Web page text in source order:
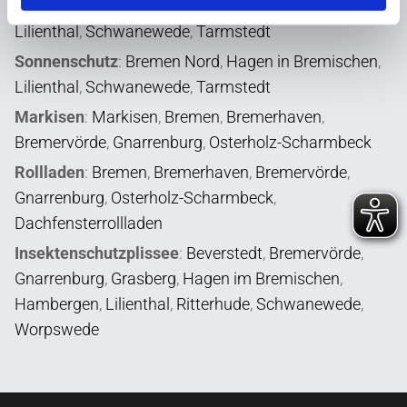
Insektenschutz:Bremen Nord,Hagen in Bremischen
Lilienthal,Schwanewede,Tarmstedt
Sonnenschutz: Bremen Nord, Hagen in Bremischen,
Lilienthal ,Schwanewede,Tarmstedt
Markisen: Markisen, Bremen, Bremerhaven,
Bremervörde, Gnarrenburg, Osterholz-Scharmbeck
Rollladen: Bremen, Bremerhaven, Bremervörde,
Gnarrenburg, Osterholz-Scharmbeck,
Dachfensterrollladen
Insektenschutzplissee: Beverstedt, Bremervörde,
Gnarrenburg, Grasberg, Hagen im Bremischen,
Hambergen, Lilienthal , Ritterhude,Schwanewede,
Worpswede